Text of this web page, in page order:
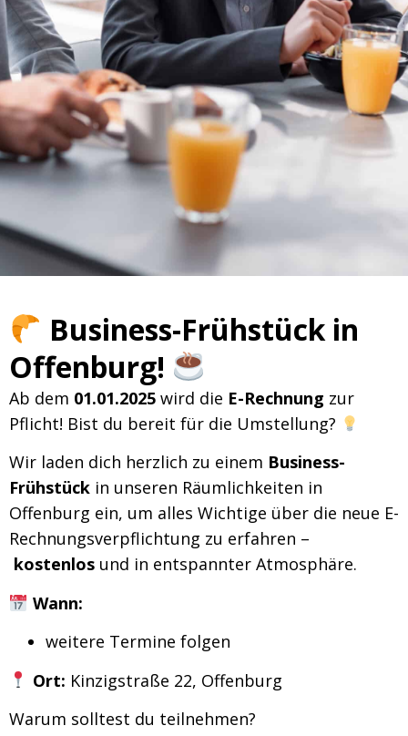
Business-Frühstück in
Offenburg!
Ab dem 01.01.2025 wird die E-Rechnung zur
Pflicht! Bist du bereit für die Umstellung?
Wir laden dich herzlich zu einem Business-
Frühstück in unseren Räumlichkeiten in
Offenburg ein, um alles Wichtige über die neue E-
Rechnungsverpflichtung zu erfahren –
kostenlos und in entspannter Atmosphäre.
Wann:
weitere Termine folgen
Ort: Kinzigstraße 22, Offenburg
Warum solltest du teilnehmen?